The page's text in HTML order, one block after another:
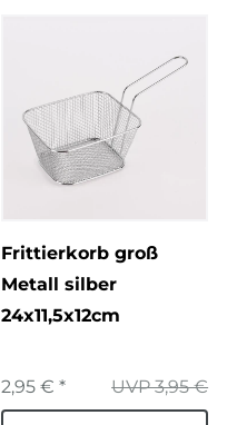
Frittierkorb groß
Metall silber
24x11,5x12cm
UVP 3,95 €
2,95 € *